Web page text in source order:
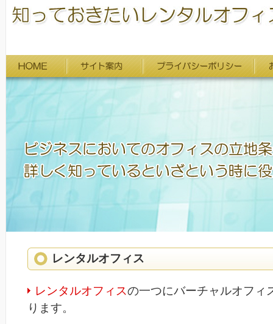
レンタルオフィス
レンタルオフィスの一つにバーチャルオフィ
ります。